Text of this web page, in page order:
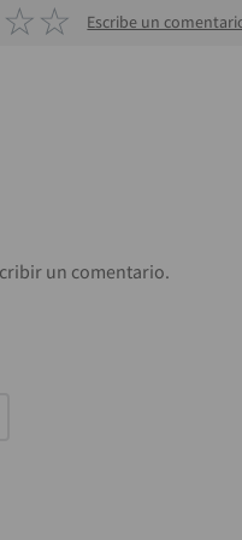
☆☆ Escribe un